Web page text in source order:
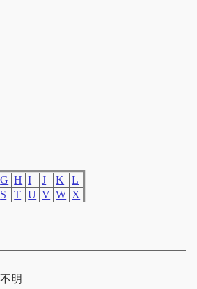
G H I J K
L
S T U V W X
明